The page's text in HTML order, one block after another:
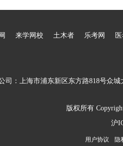
来学网校 土木者 乐考网
司：上海市浦东新区东方路818号众城
版权所有
沪
用户协议 隐